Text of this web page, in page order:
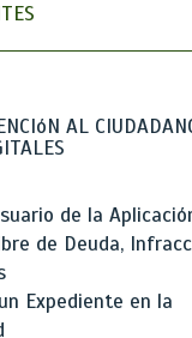
AL
de la
de Deuda,
Expediente en la